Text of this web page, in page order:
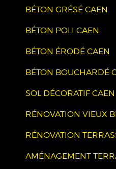
BÉTON GRÉSÉ CAEN
BÉTON POLI CAEN
BÉTON ÉRODÉ CAEN
BÉTON BOUCHARDÉ
SOL DÉCORATIF CAEN
RÉNOVATION VIEUX
RÉNOVATION
AMÉNAGEMENT